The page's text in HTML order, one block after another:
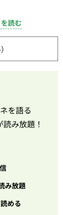
読む
を語る
み放題！
み放題
める